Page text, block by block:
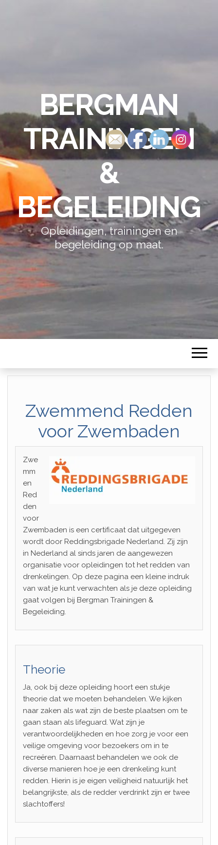
BERGMAN
TRAININGEN
&
BEGELEIDING
Opleidingen, trainingen en
begeleiding op maat.
Zwemmend Redden
voor Zwembaden
Zwe
mm
en
Red
den
voor
Zwembaden is een certificaat dat uitgegeven
wordt door Reddingsbrigade Nederland. Zij zijn
in Nederland al sinds jaren de aangewezen
organisatie voor opleidingen tot het redden van
drenkelingen. Op deze pagina een kleine indruk
van wat je kunt verwachten als je deze opleiding
gaat volgen bij Bergman Trainingen &
Begeleiding.
Theorie
Ja, ook bij deze opleiding hoort een stukje
theorie dat we moeten behandelen. We kijken
naar zaken als wat zijn de beste plaatsen om te
gaan staan als lifeguard. Wat zijn je
verantwoordelijkheden en hoe zorg je voor een
veilige omgeving voor bezoekers om in te
recreëren. Daarnaast behandelen we ook de
diverse manieren hoe je een drenkeling kunt
redden. Hierin is je eigen veiligheid natuurlijk het
belangrijkste, als de redder verdrinkt zijn er twee
slachtoffers!